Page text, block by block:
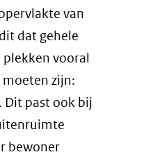
van
dat gehele
plekken vooral
zijn:
. Dit past ook bij
bewoner